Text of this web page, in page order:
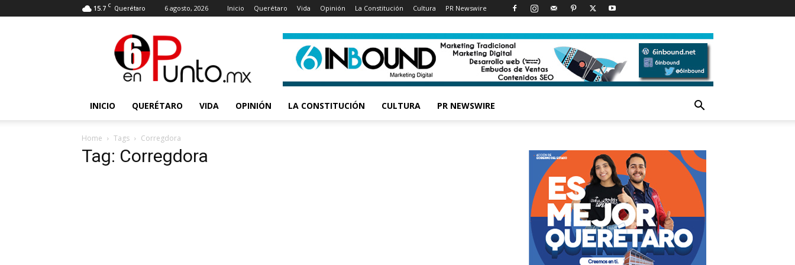
15.7 C Querétaro 6 agosto, 2026 Inicio Querétaro Vida Opinión La Constitución Cultura PR Newswire
punto
INICIO QUERÉTARO VIDA OPINIÓN LA CONSTITUCIÓN CULTURA PR NEWSWIRE
Home Tags Corregdora
Tag: Corregdora